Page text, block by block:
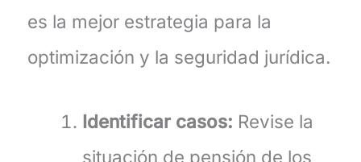
es la mejor estrategia para la
optimización y la seguridad jurídica.
Identificar casos: Revise la
situación de pensión de los